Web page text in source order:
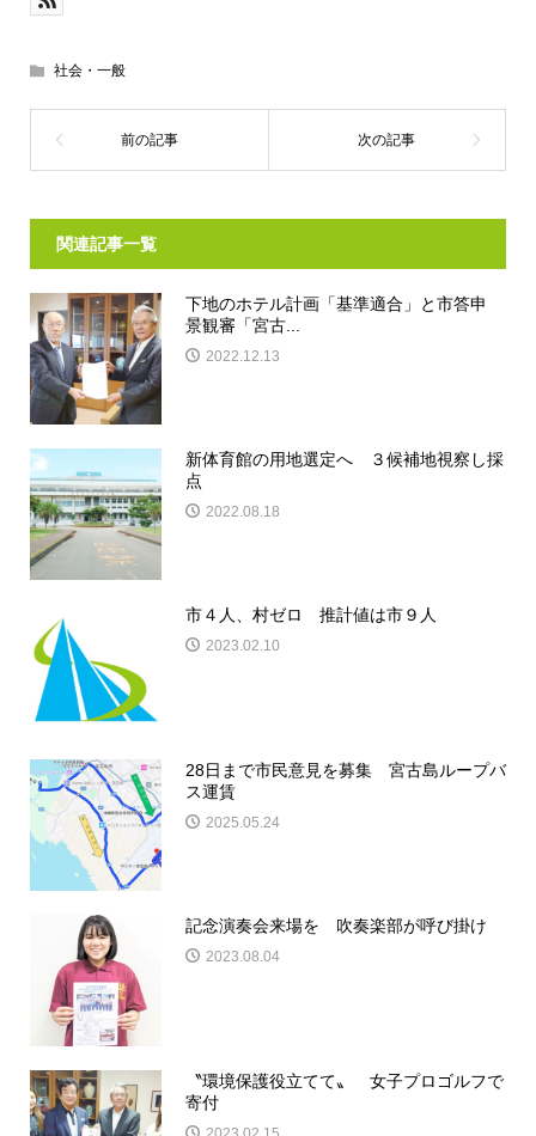
社会・一般
関連記事一覧
下地のホテル計画「基準適合」と市答申
景観審「宮古...
2022.12.13
新体育館の用地選定へ ３候補地視察し採
点
2022.08.18
市４人、村ゼロ 推計値は市９人
2023.02.10
28日まで市民意見を募集 宮古島ループバ
ス運賃
2025.05.24
記念演奏会来場を 吹奏楽部が呼び掛け
2023.08.04
〝環境保護役立てて〟 女子プロゴルフで
寄付